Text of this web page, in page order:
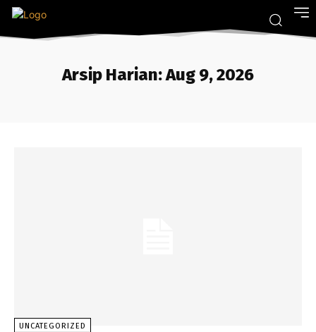
Arsip Harian: Aug 9, 2026
UNCATEGORIZED